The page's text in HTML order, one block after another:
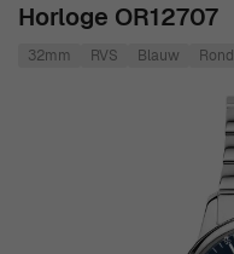
Horloge OR12707
32mm RVS Blauw Rond